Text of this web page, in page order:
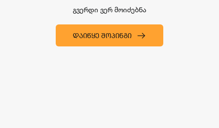
გვერდი ვერ მოიძებნა
ᲓᲐᲘᲬᲧᲔ ᲨᲝᲞᲘᲜᲒᲘ